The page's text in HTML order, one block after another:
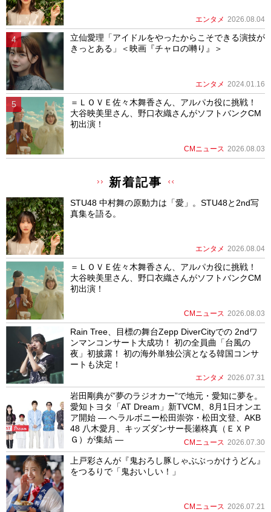
エンタメ 2026.08.04
立仙愛理「アイドルをやったからこそできる演技が
きっとある」＜映画『チャロの囀り』＞
エンタメ 2024.01.16
＝ＬＯＶＥ佐々木舞香さん、アルパカ役に挑戦！
大谷映美里さん、野口衣織さんがソフトバンクCM
初出演！
CMニュース 2026.08.03
新着記事
STU48 中村舞の原動力は「愛」。STU48と2nd写
真集を語る。
エンタメ 2026.08.04
＝ＬＯＶＥ佐々木舞香さん、アルパカ役に挑戦！
大谷映美里さん、野口衣織さんがソフトバンクCM
初出演！
CMニュース 2026.08.03
Rain Tree、目標の舞台Zepp DiverCityでの 2ndワ
ンマンコンサート大成功！ 初の全員曲「台風の
夜」初披露！ 初の海外単独公演となる韓国コンサ
ートも決定！
エンタメ 2026.07.31
岩田剛典が”夢のラジオカー”で地元・愛知に夢を。
愛知トヨタ「AT Dream」新TVCM、8月1日オンエ
ア開始 ― ヘラルボニー松田崇弥・松田文登、AKB
48 八木愛月、キッズダンサー長瀬柊真（ＥＸＰ
Ｇ）が集結 ―
CMニュース 2026.07.30
上戸彩さんが『鬼おろし豚しゃぶぶっかけうどん』
をつるりで「鬼おいしい！」
CMニュース 2026.07.21